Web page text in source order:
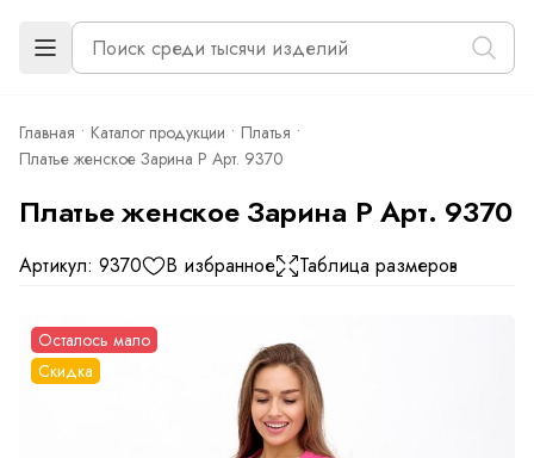
Главная Каталог продукции
Платья
Платье женское Зарина Р Арт. 9370
Платье женское Зарина Р Арт. 9370
Артикул: 9370 В избранное Таблица размеров
Осталось мало
Скидка